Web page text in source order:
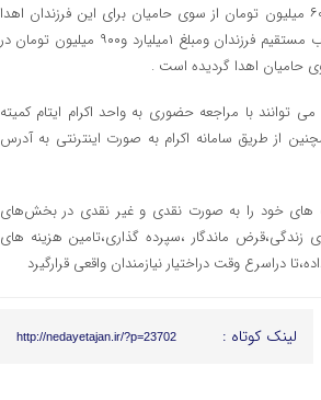
وی اظهار داشت: در ۱۰ماهه اول سال ۱۴۰۲ مبلغ ۸ میلیارد و ۶۰۰ میلیون تومان از سوی حامیان برای این فرزندان اهدا
شده است که مبلغ ۶ میلیارد و ۷۰۰ میلیون تومان نقد به حساب مستقیم فرزندان ومبلغ ۱میلیارد و۹۰۰ میلیون تومان در
حامیان اهدا گردیده است .
توانند با مراجعه حضوری به واحد اکرام ایتام کمیته
از طریق سامانه اکرام به صورت اینترنتی به آدرس
های خود را به صورت نقدی و غیر نقدی در بخش‌های
ماندگار ،سپرده گذاری،تامین هزینه های
دراسرع وقت دراختیار نیازمندان واقعی قرارگیرد
لینک کوتاه : http://nedayetajan.ir/?p=23702